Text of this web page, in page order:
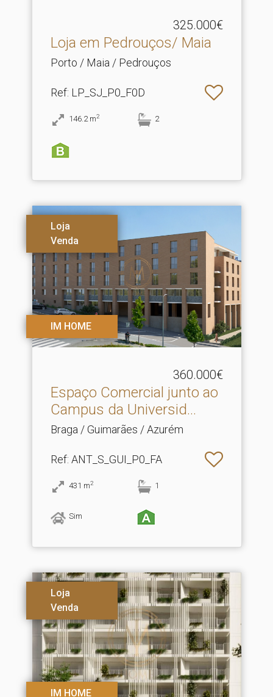
325.000€
Loja em Pedrouços/ Maia
Porto / Maia / Pedrouços
Ref: LP_SJ_P0_F0D
146.2 m2 2
Loja
Venda
IM HOME
360.000€
Espaço Comercial junto ao
Campus da Universid.​..
Braga / Guimarães / Azurém
Ref: ANT_S_GUI_P0_FA
431 m2 1
Sim
Loja
Venda
IM HOME